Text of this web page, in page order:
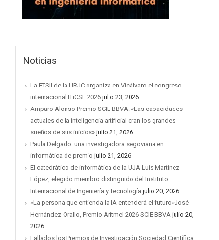
Noticias
La ETSII de la URJC organiza en Vicálvaro el congreso
internacional ITiCSE 2026 julio 23, 2026
Amparo Alonso Premio SCIE BBVA: «Las capacidades
actuales de la inteligencia artificial eran los grandes
sueños de sus inicios» julio 21, 2026
Paula Delgado: una investigadora segoviana en
informática de premio julio 21, 2026
El catedrático de informática de la UJA Luis Martínez
López, elegido miembro distinguido del Instituto
Internacional de Ingeniería y Tecnología julio 20, 2026
«La persona que entienda la IA entenderá el futuro»José
Hernández-Orallo, Premio Aritmel 2026 SCIE BBVA julio 20,
2026
Fallados los Premios de Investigación Sociedad Científica